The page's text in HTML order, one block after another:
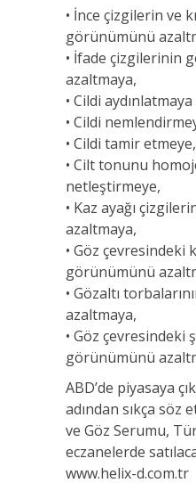
• İnce çizgilerin ve
görünümünü
• İfade çizgilerinin
azaltmaya,
• Cildi
• Cildi
• Cildi tamir etmeye,
• Cilt tonunu
netleştirmeye,
• Kaz ayağı
azaltmaya,
• Göz çevresindeki
görünümünü
• Gözaltı
azaltmaya,
• Göz çevresindeki
görünümünü
ABD’de piyasaya
adından sıkça söz
ve Göz Serumu,
eczanelerde
www.helix-d.com.tr